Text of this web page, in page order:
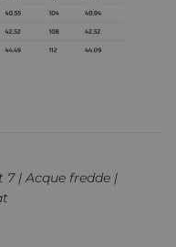
7 | Acque fredde |